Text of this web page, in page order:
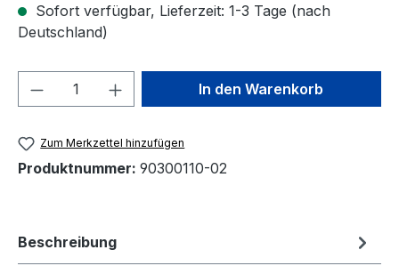
Sofort verfügbar, Lieferzeit: 1-3 Tage (nach
Deutschland)
Produkt Anzahl: Gib denIn den Warenkorb
Zum Merkzettel hinzufügen
Produktnummer: 90300110-02
Beschreibung